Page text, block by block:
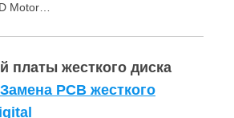
Motor…
платы жесткого диска
Замена PCB жесткого